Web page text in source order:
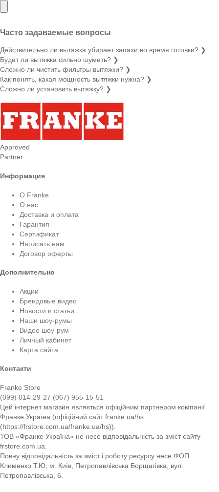
Часто задаваемые вопросы
Действительно ли вытяжка убирает запахи во время готовки? ❯
Будет ли вытяжка сильно шуметь? ❯
Сложно ли чистить фильтры вытяжки? ❯
Как понять, какая мощность вытяжки нужна? ❯
Сложно ли установить вытяжку? ❯
Approved
Partner
Информация
О Franke
О нас
Доставка и оплата
Гарантия
Сертификат
Написать нам
Договор оферты
Дополнительно
Акции
Брендовые видео
Новости и статьи
Наши шоу-румы
Видео шоу-рум
Личный кабинет
Карта сайта
Контакти
Franke Store
(099) 014-29-27 (067) 955-15-51
Цей інтернет магазин являється офіційним партнером компанії
Франке Україна (офіційний сайт franke.ua/hs
(https://frstore.com.ua/franke.ua/hs)).
ТОВ «Франке Україна» не несе відповідальність за зміст сайту
frstore.com.ua.
Повну відповідальність за зміст і роботу ресурсу несе ФОП
Клименко Т.Ю, м. Київ, Петропавлівська Борщагівка, вул.
Петропавлівська, 6.